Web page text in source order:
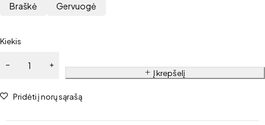
Braškė Gervuogė
Kiekis
Į krepšelį
Pridėti į norų sąrašą